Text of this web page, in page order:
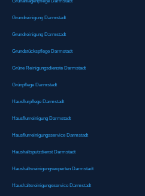
Grundreinigung Darmstadt
Grundreinigung Darmstadt
Grundstückspflege Darmstadt
Grüne Reinigungsdienste Darmstadt
Grünpflege Darmstadt
Hausflurpflege Darmstadt
Hausflurreinigung Darmstadt
Hausflurreinigungsservice Darmstadt
Haushaltsputzdienst Darmstadt
Haushaltsreinigungsexperten Darmstadt
Haushaltsreinigungsservice Darmstadt